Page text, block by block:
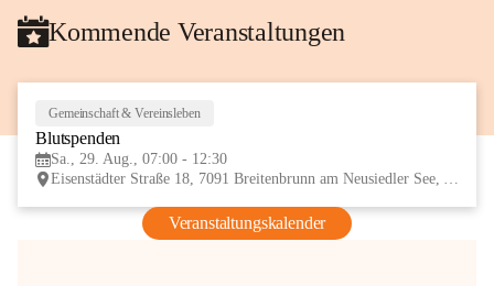
Kommende Veranstaltungen
Gemeinschaft & Vereinsleben
Blutspenden
Sa., 29. Aug., 07:00 - 12:30
Eisenstädter Straße 18, 7091 Breitenbrunn am Neusiedler See, AUT
Veranstaltungskalender